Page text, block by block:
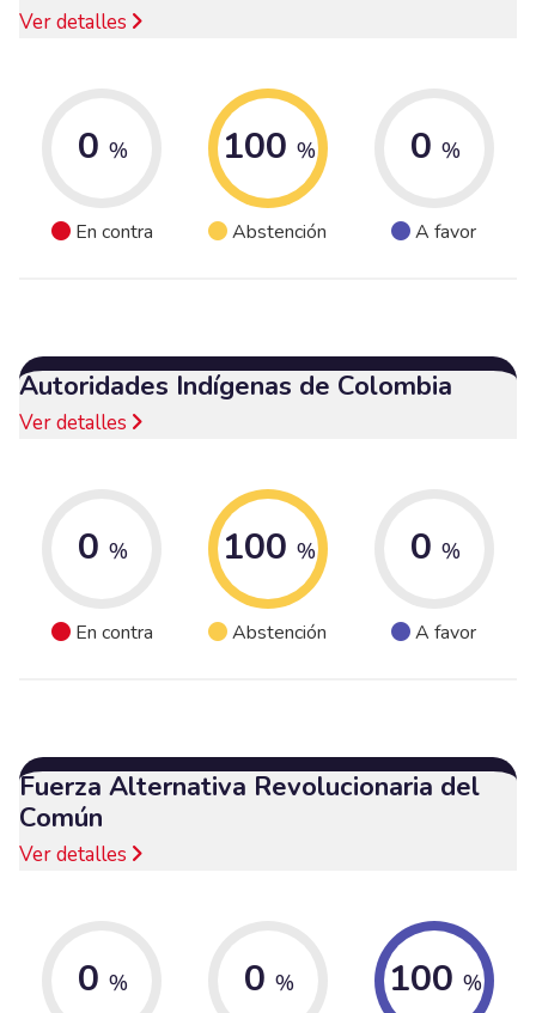
Ver detalles
0 %
En contra
100 %
Abstención
0 %
A favor
Autoridades Indígenas de Colombia
Ver detalles
0 %
En contra
100 %
Abstención
0 %
A favor
Fuerza Alternativa Revolucionaria del
Común
Ver detalles
0 % 0 % 100 %